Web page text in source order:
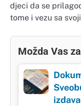
djeci da se
tome i vezu sa
Možda Vas